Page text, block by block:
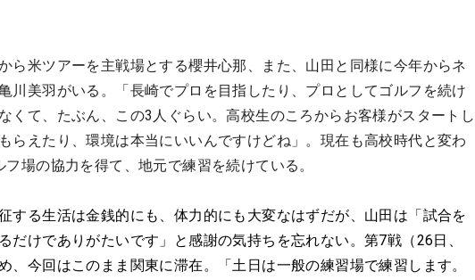
ら米ツアーを主戦場とする櫻井心那、また、山田と同様に今年からネ
川美羽がいる。「長崎でプロを目指したり、プロとしてゴルフを続け
くて、たぶん、この3人ぐらい。高校生のころからお客様がスタートし
らえたり、環境は本当にいいんですけどね」。現在も高校時代と変わ
場の協力を得て、地元で練習を続けている。
する生活は金銭的にも、体力的にも大変なはずだが、山田は「試合を
だけでありがたいです」と感謝の気持ちを忘れない。第7戦（26日、
、今回はこのまま関東に滞在。「土日は一般の練習場で練習します。